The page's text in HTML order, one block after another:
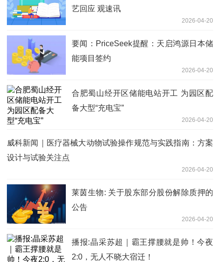
艺回应 观速讯
2026-04-20
要闻：PriceSeek提醒：天启鸿源日本储
能项目签约
2026-04-20
合肥蜀山经开区储能电站开工 为园区配
备大型“充电宝”
2026-04-20
威科新闻｜医疗器械大动物试验操作规范与实践指南：方案
设计与试验关注点
2026-04-20
莱茵生物: 关于股东部分股份解除质押的
公告
2026-04-20
播报:晶采苏超｜霸王撑腰就是帅！今夜
2:0，无人不晓大宿迁！